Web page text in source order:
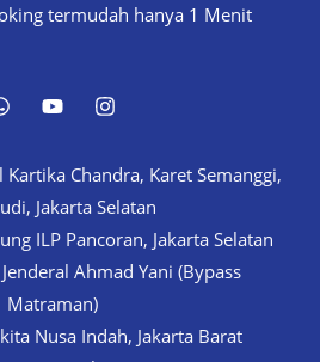
termudah hanya 1 Menit
Kartika Chandra, Karet Semanggi,
Jakarta Selatan
ILP Pancoran, Jakarta Selatan
Ahmad Yani (Bypass
Matraman)
Nusa Indah, Jakarta Barat